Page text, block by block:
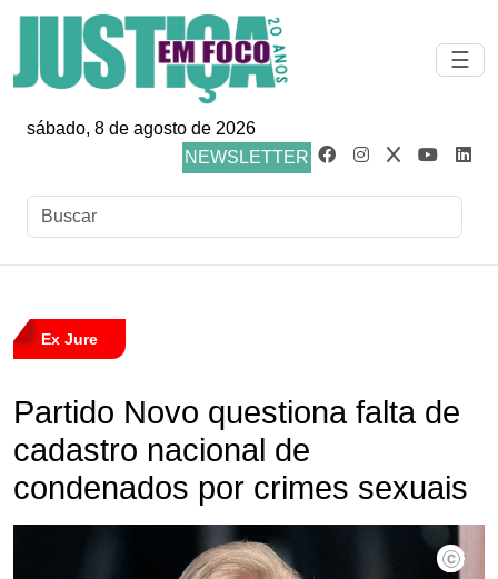
☰
sábado, 8 de agosto de 2026
NEWSLETTER
Ex Jure
Partido Novo questiona falta de
cadastro nacional de
condenados por crimes sexuais
©Nelson